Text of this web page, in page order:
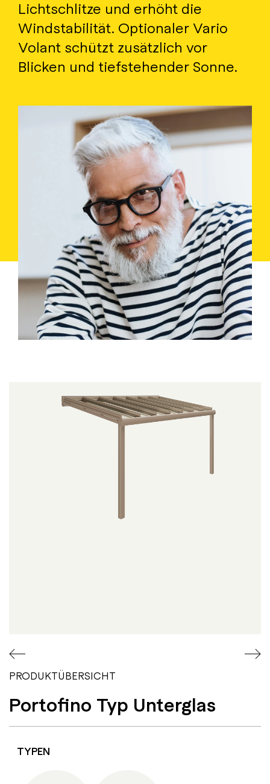
Lichtschlitze und erhöht die
Windstabilität. Optionaler Vario
Volant schützt zusätzlich vor
Blicken und tiefstehender Sonne.
Produktübersicht
PRODUKTÜBERSICHT
Portofino Typ Unterglas
TYPEN